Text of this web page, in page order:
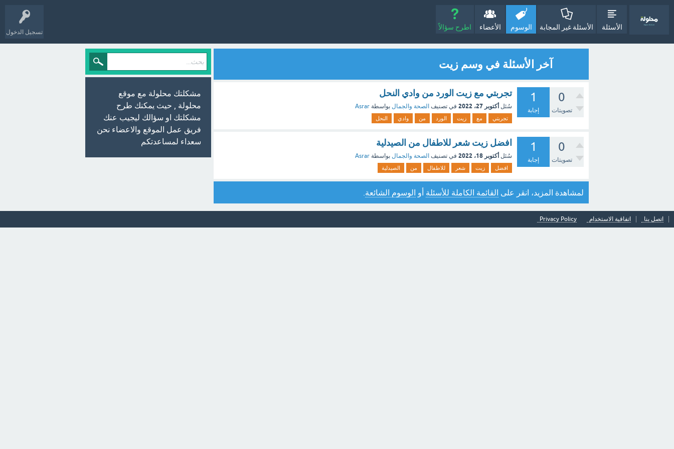
تسجيل الدخول
الأسئلة الأسئلة غير المجابة الوسوم الأعضاء اطرح سؤالاً
آخر الأسئلة في وسم زيت
0
تصويتات
1
إجابة
تجربتي مع زيت الورد من وادي النحل
سُئل أكتوبر 27، 2022 في تصنيف الصحة والجمال بواسطة Asrar
تجربتي مع زيت الورد من وادي النحل
0
تصويتات
1
إجابة
افضل زيت شعر للاطفال من الصيدلية
سُئل أكتوبر 18، 2022 في تصنيف الصحة والجمال بواسطة Asrar
افضل زيت شعر للاطفال من الصيدلية
لمشاهدة المزيد، انقر على القائمة الكاملة للأسئلة أو الوسوم الشائعة
مشكلتك محلولة مع موقع
محلولة , حيث يمكنك طرح
مشكلتك او سؤالك ليجيب عنك
فريق عمل الموقع والاعضاء نحن
سعداء لمساعدتكم
اتصل بنا اتفاقية الاستخدام Privacy Policy